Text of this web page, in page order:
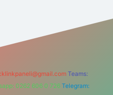
Teams:
0262 606 0 726 Telegram: